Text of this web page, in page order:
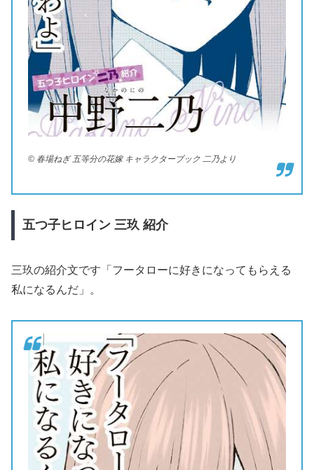
© 春場ねぎ 五等分の花嫁 キャラクターブック 二乃より
五つ子ヒロイン 三玖 紹介
三玖の紹介文です「フータローに好きになってもらえる
私になるんだ」。